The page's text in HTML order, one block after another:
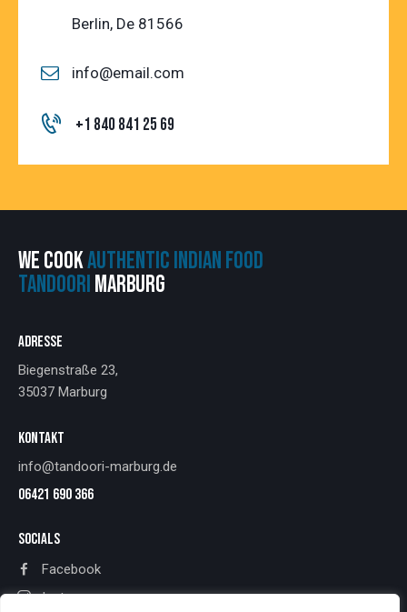
Berlin, De 81566
info@email.com
+1 840 841 25 69
WE COOKAUTHENTIC INDIAN FOOD
TANDOORIMARBURG
ADRESSE
Biegenstraße 23,
35037 Marburg
KONTAKT
info@tandoori-marburg.de
06421 690 366
SOCIALS
Facebook
Instagram